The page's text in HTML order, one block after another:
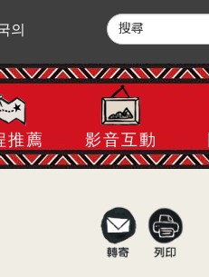
의
推薦 影音互動